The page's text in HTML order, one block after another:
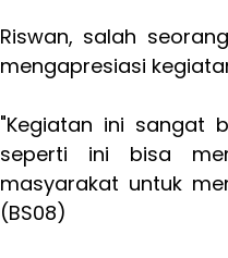
Riswan, salah
mengapresiasi
"Kegiatan ini sangat
seperti ini bisa
masyarakat untuk
(BS08)